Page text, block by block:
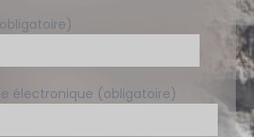
électronique (obligatoire)